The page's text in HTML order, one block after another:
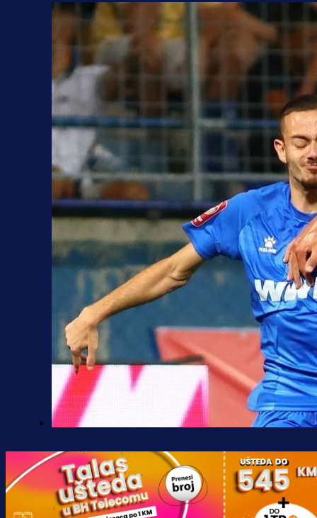
Željo uprkos svim problemima
krenuo pobjedom: Plavi slavili na
Grbavici!